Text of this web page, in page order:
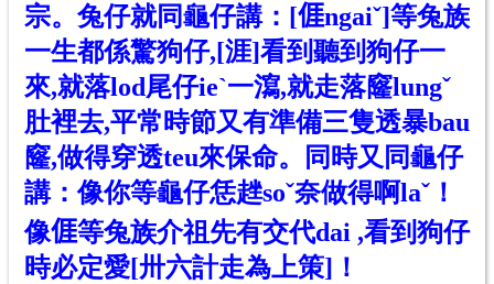
宗。兔仔就同龜仔講：[𠊎ngaiˇ]等兔族
一生都係驚狗仔,[涯]看到聽到狗仔一
來,就落lod尾仔ieˋ一瀉,就走落窿lungˇ
肚裡去,平常時節又有準備三隻透暴bau
窿,做得穿透teu來保命。同時又同龜仔
講：像你等龜仔恁趖soˇ奈做得啊laˇ！
像𠊎等兔族介祖先有交代dai ,看到狗仔
時必定愛[卅六計走為上策]！